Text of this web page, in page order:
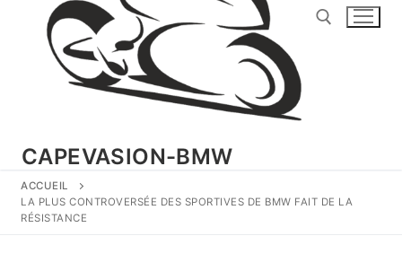
CAPEVASION-BMW
ACCUEIL
LA PLUS CONTROVERSÉE DES SPORTIVES DE BMW FAIT DE LA
RÉSISTANCE